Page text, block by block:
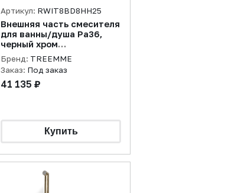
Артикул: RWIT8BD8HH25
Внешняя часть смесителя
для ванны/душа Pa36,
черный хром
полированный
Бренд: TREEMME
Заказ: Под заказ
41 135 ₽